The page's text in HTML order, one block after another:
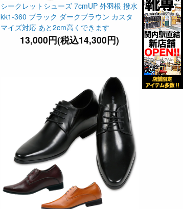
シークレットシューズ 7cmUP 外羽根 撥水
kk1-360 ブラック ダークブラウン カスタ
マイズ対応 あと2cm高くできます
13,000円(税込14,300円)